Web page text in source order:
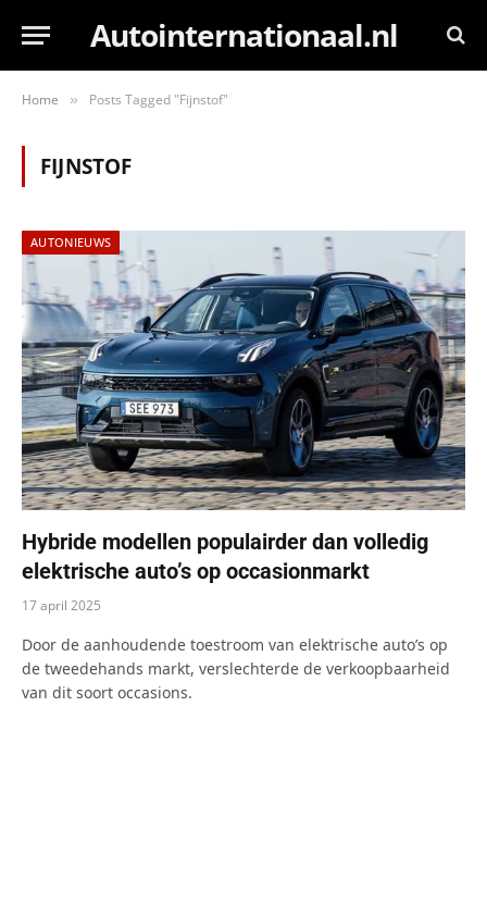
Autointernationaal.nl
Home » Posts Tagged "Fijnstof"
FIJNSTOF
AUTONIEUWS
Hybride modellen populairder dan volledig
elektrische auto’s op occasionmarkt
17 april 2025
Door de aanhoudende toestroom van elektrische auto’s op
de tweedehands markt, verslechterde de verkoopbaarheid
van dit soort occasions.